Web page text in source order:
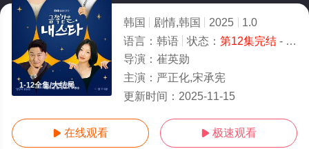
1-12全集/大结局
韩国 剧情,韩国 2025
1.0
语言： 韩语 状态： 第12集完结- 免费在线观看
导演： 崔英勋
主演： 严正化,宋承宪
更新时间： 2025-11-15
 在线观看  极速观看